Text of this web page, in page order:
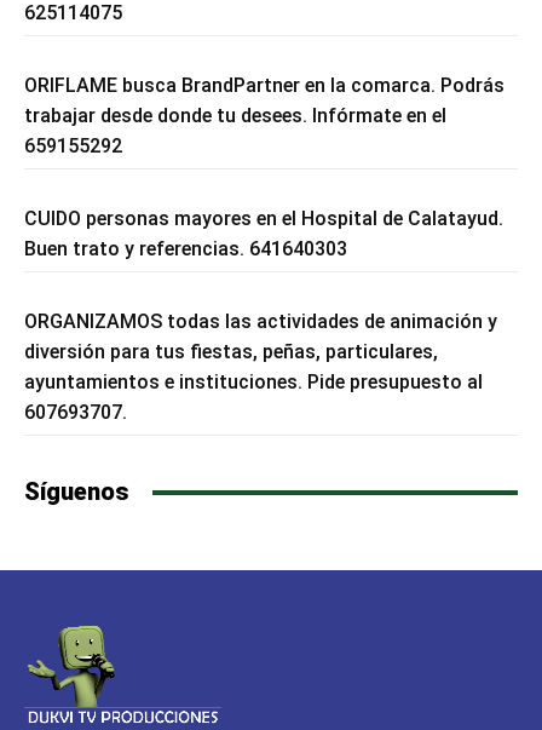
625114075
ORIFLAME busca BrandPartner en la comarca. Podrás
trabajar desde donde tu desees. Infórmate en el
659155292
CUIDO personas mayores en el Hospital de Calatayud.
Buen trato y referencias. 641640303
ORGANIZAMOS todas las actividades de animación y
diversión para tus fiestas, peñas, particulares,
ayuntamientos e instituciones. Pide presupuesto al
607693707.
Síguenos